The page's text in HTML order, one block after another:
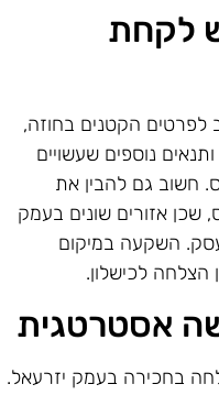
לקחת
הקטנים בחוזה,
נוספים שעשויים
חשוב גם להבין את
אזורים שונים בעמק
השקעה במיקום
לכישלון.
אסטרטגית
בחכירה בעמק יזרעאל.